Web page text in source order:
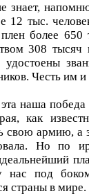
знает,
12 тыс.
более 650
308
удостоены
Честь им и
наша
как
свою армию,
Но по
нас под
страны в мире.